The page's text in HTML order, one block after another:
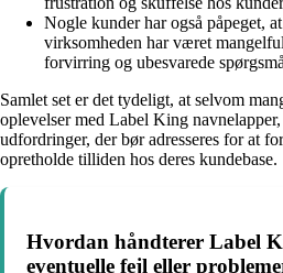
Nogle kunder har også påpeget,
virksomheden har været
forvirring og ubesvarede
Samlet set er det tydeligt, at selvom
oplevelser med Label King
udfordringer, der bør adresseres for at
opretholde tilliden hos deres kundebase.
Hvordan håndterer Label
eventuelle fejl eller